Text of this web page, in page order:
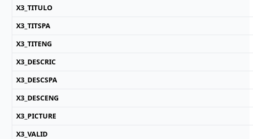
X3_TITULO
X3_TITSPA
X3_TITENG
X3_DESCRIC
X3_DESCSPA
X3_DESCENG
X3_PICTURE
X3_VALID